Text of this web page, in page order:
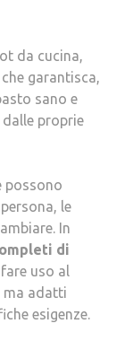
da cucina,
garantisca,
sano e
proprie
possono
le
In
di
uso al
ma adatti
esigenze.